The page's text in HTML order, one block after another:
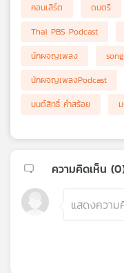
คอนเสิร์ต
ดนตรี
Thai PBS Podcast
นักผจญเพลง
นักผจญเพลงPodcast
มนต์สิทธิ์ คำสร้อย
ความคิดเห็น (0